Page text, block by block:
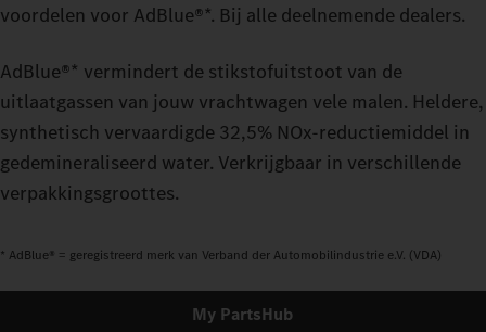
voordelen voor AdBlue®*. Bij alle deelnemende dealers.
AdBlue®* vermindert de stikstofuitstoot van de
uitlaatgassen van jouw vrachtwagen vele malen. Heldere,
synthetisch vervaardigde 32,5% NOx-reductiemiddel in
gedemineraliseerd water. Verkrijgbaar in verschillende
verpakkingsgroottes.
* AdBlue® = geregistreerd merk van Verband der Automobilindustrie e.V. (VDA)
My PartsHub